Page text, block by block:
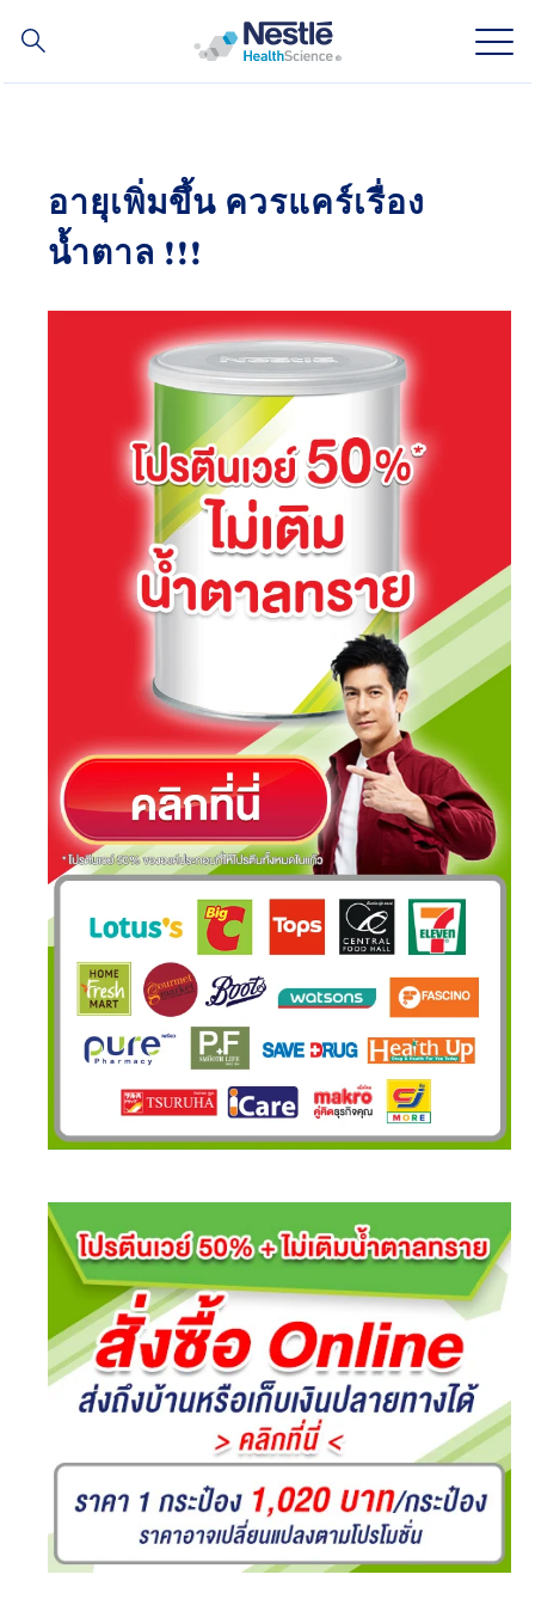
ความเชี่ยวชาญของเรา
สินค้าของเรา
บุคลากรของเรา
การลงทุนและหุ้นส่วนทางธุรกิจของเรา
Social
revamp
เปลี่ยนโหมดหน้าจอ
อายุเพิ่มขึ้น ควรแคร์เรื่อง
น้ำตาล !!!